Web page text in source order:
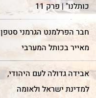
כותלנו" | פרק 11
חבר הפרלמנט הגרמני סטפן
מאייר בכותל המערבי
אבידה גדולה לעם היהודי,
למדינת ישראל ולאומה